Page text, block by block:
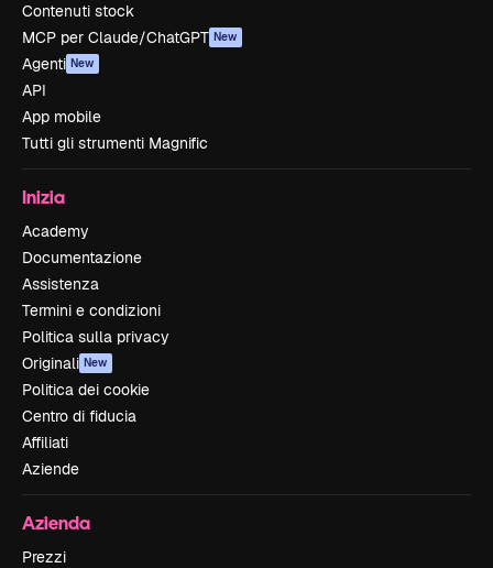
Contenuti stock
MCP per Claude/ChatGPT New
Agenti New
API
App mobile
Tutti gli strumenti Magnific
Inizia
Academy
Documentazione
Assistenza
Termini e condizioni
Politica sulla privacy
Originali New
Politica dei cookie
Centro di fiducia
Affiliati
Aziende
Azienda
Prezzi